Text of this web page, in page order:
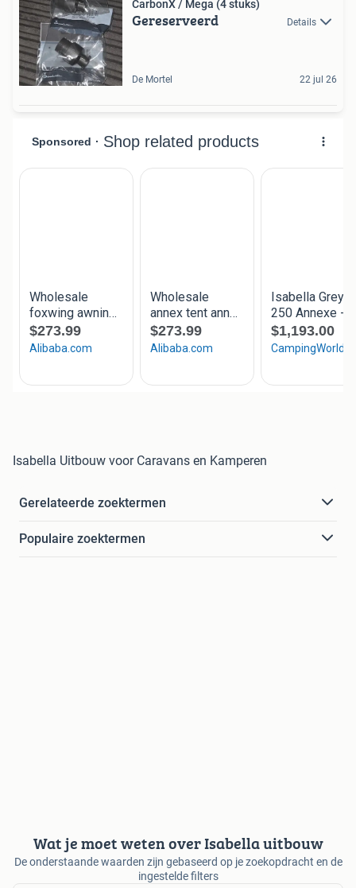
CarbonX / Mega (4 stuks)
Gereserveerd Details
De Mortel 22 jul 26
Isabella Uitbouw voor Caravans en Kamperen
Gerelateerde zoektermen
Populaire zoektermen
Wat je moet weten over Isabella uitbouw
De onderstaande waarden zijn gebaseerd op je zoekopdracht en de
ingestelde filters